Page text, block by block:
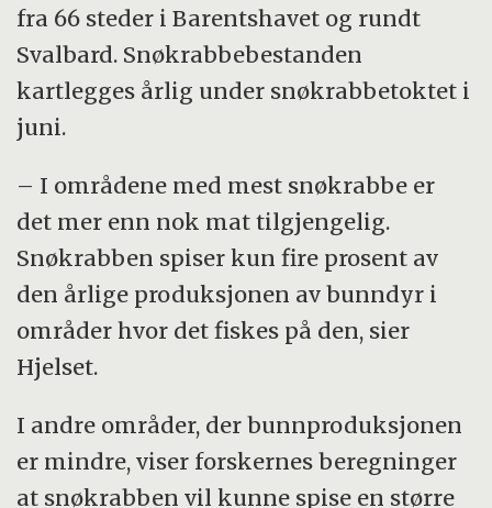
fra 66 steder i Barentshavet og rundt
Svalbard. Snøkrabbebestanden
kartlegges årlig under snøkrabbetoktet i
juni.
– I områdene med mest snøkrabbe er
det mer enn nok mat tilgjengelig.
Snøkrabben spiser kun fire prosent av
den årlige produksjonen av bunndyr i
områder hvor det fiskes på den, sier
Hjelset.
I andre områder, der bunnproduksjonen
er mindre, viser forskernes beregninger
at snøkrabben vil kunne spise en større